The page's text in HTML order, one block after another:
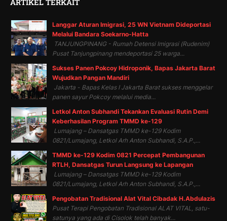
Langgar Aturan Imigrasi, 25 WN Vietnam Dideportasi
Melalui Bandara Soekarno-Hatta
TANJUNGPINANG - Rumah Detensi Imigrasi (Rudenim)
Pusat Tanjungpinang mendeportasi 25 warga...
Sukses Panen Pokcoy Hidroponik, Bapas Jakarta Barat
Wujudkan Pangan Mandiri
Jakarta - Bapas Kelas I Jakarta Barat sukses menggelar
panen sayur Pokcoy melalui media...
Letkol Anton Subhandi Tekankan Evaluasi Rutin Demi
Keberhasilan Program TMMD ke-129
Lumajang – Dansatgas TMMD ke-129 Kodim
0821/Lumajang, Letkol Arh Anton Subhandi, S.A.P.,...
TMMD ke-129 Kodim 0821 Percepat Pembangunan
RTLH, Dansatgas Turun Langsung ke Lapangan
Lumajang – Dansatgas TMMD ke-129 Kodim
0821/Lumajang, Letkol Arh Anton Subhandi, S.A.P.,...
Pengobatan Tradisional Alat Vital Cibadak H.Abdulazis
Pusat Terapi Pengobatan Tradisional ALAT VITAL, satu-
satunya yang ada di Cisolok telah banyak...